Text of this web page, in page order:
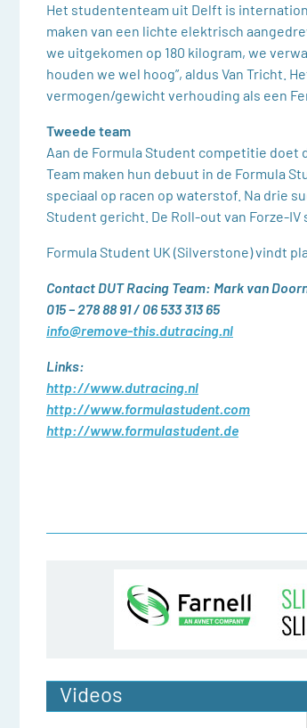
Het studententeam uit Delft is
maken van een lichte elektrisch
we uitgekomen op 180 kilogram, we
houden we wel hoog”, aldus Van Tricht.
vermogen/gewicht verhouding als een
Tweede team
Aan de Formula Student competitie doet
Team maken hun debuut in de Formula
speciaal op racen op waterstof. Na drie
Student gericht. De Roll-out van Forze-IV
Formula Student UK (Silverstone) vindt
Contact DUT Racing Team: Mark van
015 – 278 88 91 / 06 533 313 65
info@remove-this.dutracing.nl
Links:
http://www.dutracing.nl
http://www.formulastudent.com
http://www.formulastudent.de
Videos